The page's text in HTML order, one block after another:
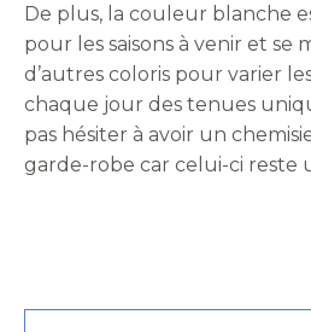
De plus, la couleur blanche
pour les saisons à venir et se
d’autres coloris pour varier
chaque jour des tenues
pas hésiter à avoir un
garde-robe car celui-ci reste